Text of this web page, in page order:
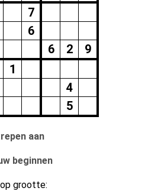
7
6
6 2
9
1
4
5
aan
beginnen
grootte: